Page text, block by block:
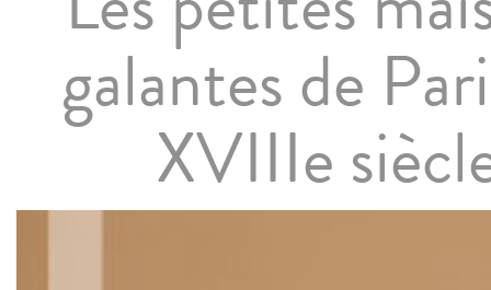
galantes de
XVIIIe